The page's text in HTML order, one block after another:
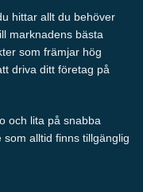
hittar allt du behöver
marknadens bästa
som främjar hög
driva ditt företag på
och lita på snabba
alltid finns tillgänglig